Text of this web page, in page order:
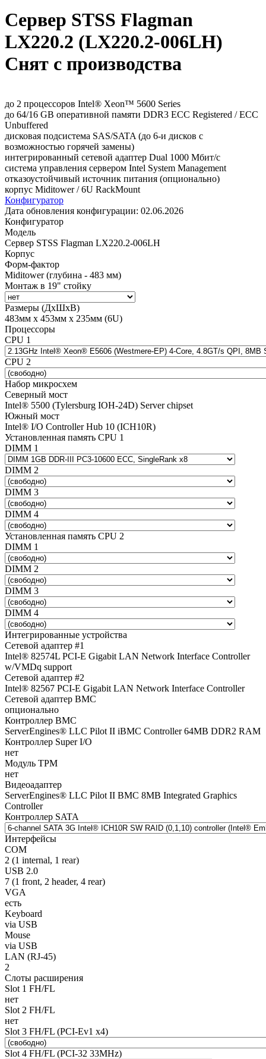
Сервер STSS Flagman
LX220.2 (LX220.2-006LH)
Снят с производства
до 2 процессоров Intel® Xeon™ 5600 Series
до 64/16 GB оперативной памяти DDR3 ECC Registered / ECC
Unbuffered
дисковая подсистема SAS/SATA (до 6-и дисков с
возможностью горячей замены)
интегрированный сетевой адаптер Dual 1000 Мбит/с
система управления сервером Intel System Management
отказоустойчивый источник питания (опционально)
корпус Miditower / 6U RackMount
Конфигуратор
Дата обновления конфигурации: 02.06.2026
Конфигуратор
Модель
Сервер STSS Flagman LX220.2-006LH
Корпус
Форм-фактор
Miditower (глубина - 483 мм)
Монтаж в 19" стойку
Размеры (ДхШхВ)
483мм х 453мм х 235мм (6U)
Процессоры
CPU 1
CPU 2
Набор микросхем
Северный мост
Intel® 5500 (Tylersburg IOH-24D) Server chipset
Южный мост
Intel® I/O Controller Hub 10 (ICH10R)
Установленная память CPU 1
DIMM 1
DIMM 2
DIMM 3
DIMM 4
Установленная память CPU 2
DIMM 1
DIMM 2
DIMM 3
DIMM 4
Интегрированные устройства
Сетевой адаптер #1
Intel® 82574L PCI-E Gigabit LAN Network Interface Controller
w/VMDq support
Сетевой адаптер #2
Intel® 82567 PCI-E Gigabit LAN Network Interface Controller
Сетевой адаптер BMC
опционально
Контроллер BMC
ServerEngines® LLC Pilot II iBMC Controller 64MB DDR2 RAM
Контроллер Super I/O
нет
Модуль TPM
нет
Видеоадаптер
ServerEngines® LLC Pilot II BMC 8MB Integrated Graphics
Controller
Контроллер SATA
Интерфейсы
COM
2 (1 internal, 1 rear)
USB 2.0
7 (1 front, 2 header, 4 rear)
VGA
есть
Keyboard
via USB
Mouse
via USB
LAN (RJ-45)
2
Слоты расширения
Slot 1 FH/FL
нет
Slot 2 FH/FL
нет
Slot 3 FH/FL (PCI-Ev1 x4)
Slot 4 FH/FL (PCI-32 33MHz)